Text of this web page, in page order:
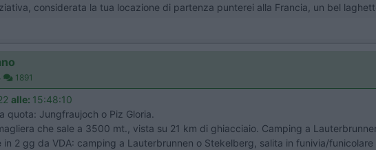
considerata la tua locazione di partenza punterei alla Francia, un bel
1891
alle: 15:48:10
quota: Jungfraujoch o Piz Gloria.
che sale a 3500 mt., vista su 21 km di ghiacciaio. Camping a
in 2 gg da VDA: camping a Lauterbrunnen o Stekelberg, salita in funivia/